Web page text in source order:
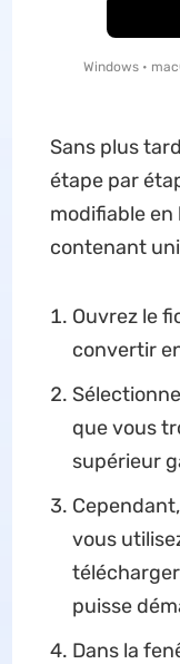
Windows •
Sans plus
étape par
modifiable
contenant
Ouvrez le
convertir
que vous
supérieur
vous
puisse
Dans la